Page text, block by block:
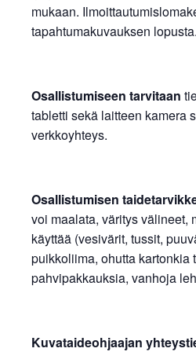
mukaan.
tapahtumakuvauksen lopusta.
Osallistumiseen tarvitaan
tabletti sekä laitteen kamera
verkkoyhteys.
Osallistumisen
voi maalata, väritys välineet,
käyttää (vesivärit, tussit,
puikkoliima, ohutta kartonkia
pahvipakkauksia, vanhoja
Kuvataideohjaajan